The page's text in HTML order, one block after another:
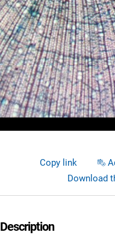
Copy link
Download
Description